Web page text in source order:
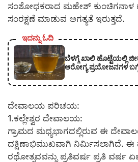
ಸಂಶೋಧಕರಾದ ಮಹೇಶ್ ಕುಂಚಿಗನಾಳ
ಸಂರಕ್ಷಣೆ ಮಾಡುವ ಅಗತ್ಯತೆ ಇರುತ್ತದೆ.
ಇದನ್ನು ಓದಿ
ಬೆಳಗ್ಗೆ ಖಾಲಿ ಹೊಟ್ಟೆಯಲ್ಲಿ
ಆರೋಗ್ಯ ಪ್ರಯೋಜನಗಳ
ದೇವಾಲಯ ಪರಿಚಯ:
1.ಕಲ್ಲೇಶ್ವರ ದೇವಾಲಯ:
ಗ್ರಾಮದ ಮಧ್ಯಭಾಗದಲ್ಲಿರುವ ಈ
ದಕ್ಷಿಣಾಭಿಮುಖವಾಗಿ ನಿರ್ಮಿಸಲಾಗಿದೆ. ಈ
ರಥೋತ್ಸವವನ್ನು ಪ್ರತಿವರ್ಷ ಪ್ರತಿ ವರ್ಷ